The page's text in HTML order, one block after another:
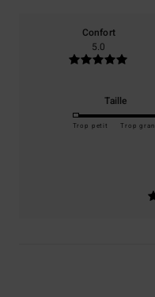
Confort
5.0
Taille
Trop petit Trop